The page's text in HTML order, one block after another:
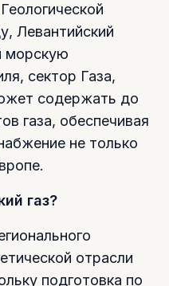
Левантийский
морскую
сектор Газа,
содержать до
газа, обеспечивая
не только
газ?
отрасли
подготовка по